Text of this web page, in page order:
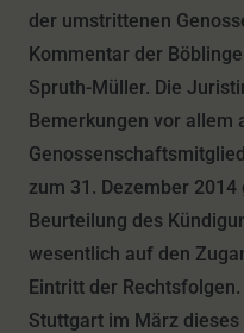
der umstrittenen
Kommentar der
Spruth-Müller. Die
Bemerkungen vor allem
zum 31. Dezember
Beurteilung des
wesentlich auf den
Eintritt der
Stuttgart im März